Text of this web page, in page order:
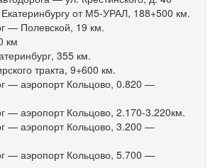
от М5-УРАЛ, 188+500 км.
— Полевской, 19 км.
км
355 км.
тракта, 9+600 км.
— аэропорт Кольцово, 0.820 —
— аэропорт Кольцово, 2.170-3.220км.
— аэропорт Кольцово, 3.200 —
— аэропорт Кольцово, 5.700 —